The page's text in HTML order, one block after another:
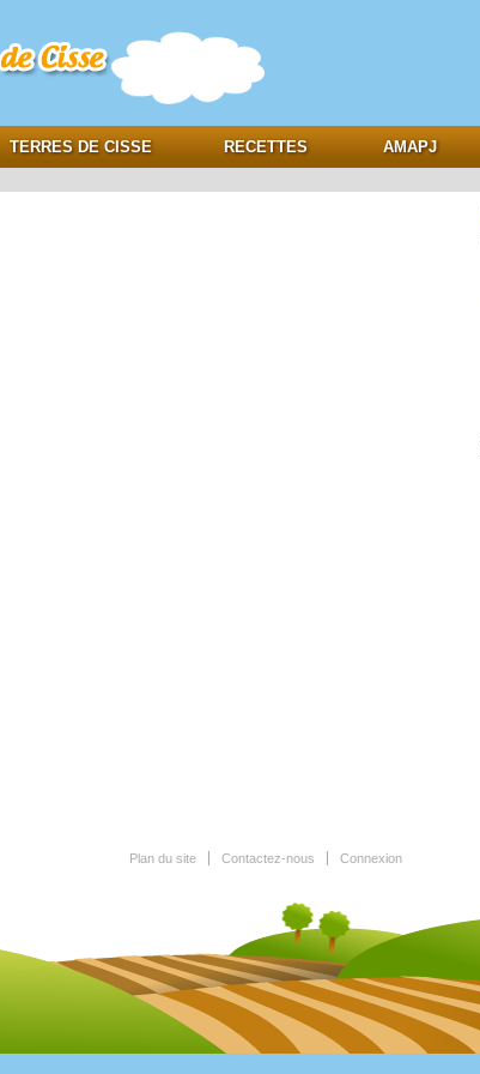
TERRES DE CISSE RECETTES AMAPJ
Plan du site Contactez-nous Connexion